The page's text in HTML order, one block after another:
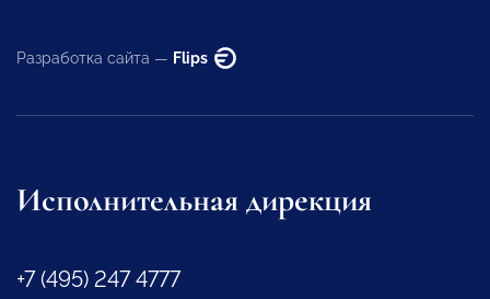
Разработка сайта — Flips
Исполнительная дирекция
+7 (495) 247 4777